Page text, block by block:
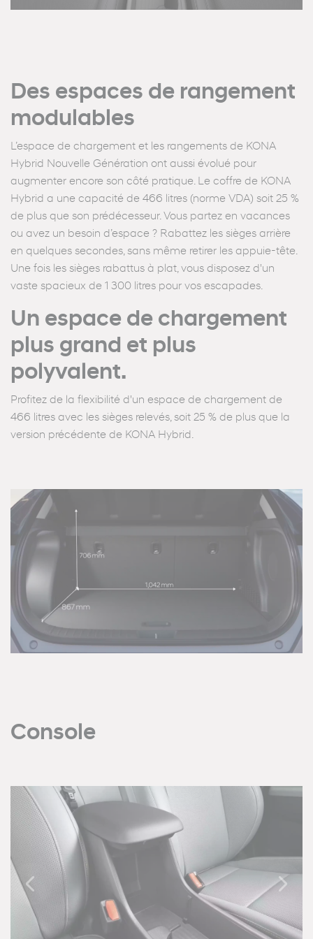
Des espaces de rangement
modulables
L’espace de chargement et les rangements de KONA
Hybrid Nouvelle Génération ont aussi évolué pour
augmenter encore son côté pratique. Le coffre de KONA
Hybrid a une capacité de 466 litres (norme VDA) soit 25 %
de plus que son prédécesseur. Vous partez en vacances
ou avez un besoin d’espace ? Rabattez les sièges arrière
en quelques secondes, sans même retirer les appuie-tête.
Une fois les sièges rabattus à plat, vous disposez d'un
vaste spacieux de 1 300 litres pour vos escapades.
Un espace de chargement
plus grand et plus
polyvalent.
Profitez de la flexibilité d'un espace de chargement de
466 litres avec les sièges relevés, soit 25 % de plus que la
version précédente de KONA Hybrid.
Console
Previous Next